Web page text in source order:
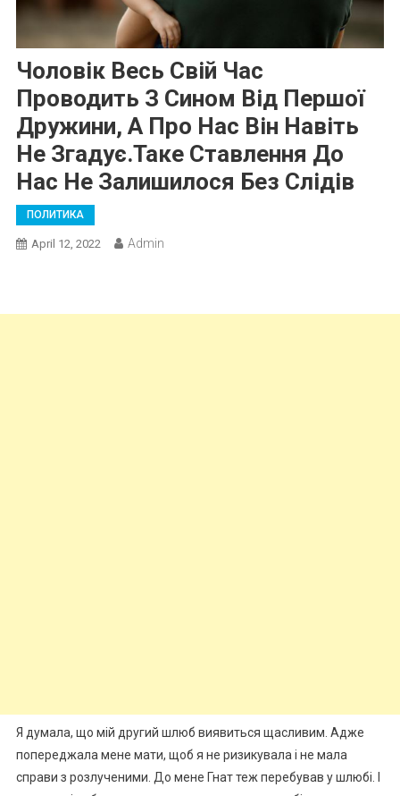
Чоловік Весь Свій Час
Проводить З Сином Від Першої
Дружини, А Про Нас Він Навіть
Не Згадує.Таке Ставлення До
Нас Не Залишилося Без Слідів
ПОЛИТИКА
April 12, 2022 Admin
Я думала, що мій другий шлюб виявиться щасливим. Адже
попереджала мене мати, щоб я не ризикувала і не мала
справи з розлученими. До мене Гнат теж перебував у шлюбі. І